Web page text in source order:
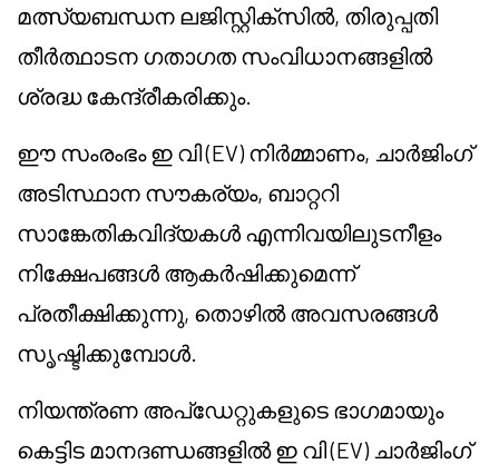
മത്സ്യബന്ധന ലജിസ്റ്റിക്സിൽ, തിരുപ്പതി
തീർത്ഥാടന ഗതാഗത സംവിധാനങ്ങളിൽ
ശ്രദ്ധ കേന്ദ്രീകരിക്കും.
ഈ സംരംഭം ഇ വി (EV) നിർമ്മാണം, ചാർജിംഗ്
അടിസ്ഥാന സൗകര്യം, ബാറ്ററി
സാങ്കേതികവിദ്യകൾ എന്നിവയിലുടനീളം
നിക്ഷേപങ്ങൾ ആകർഷിക്കുമെന്ന്
പ്രതീക്ഷിക്കുന്നു, തൊഴിൽ അവസരങ്ങൾ
സൃഷ്ടിക്കുമ്പോൾ.
നിയന്ത്രണ അപ്ഡേറ്റുകളുടെ ഭാഗമായും
കെട്ടിട മാനദണ്ഡങ്ങളിൽ ഇ വി (EV) ചാർജിംഗ്